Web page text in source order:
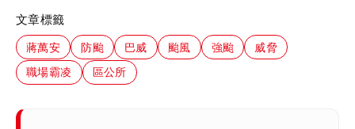
文章標籤
蔣萬安 防颱 巴威 颱風 強颱
威脅
職場霸凌
區公所